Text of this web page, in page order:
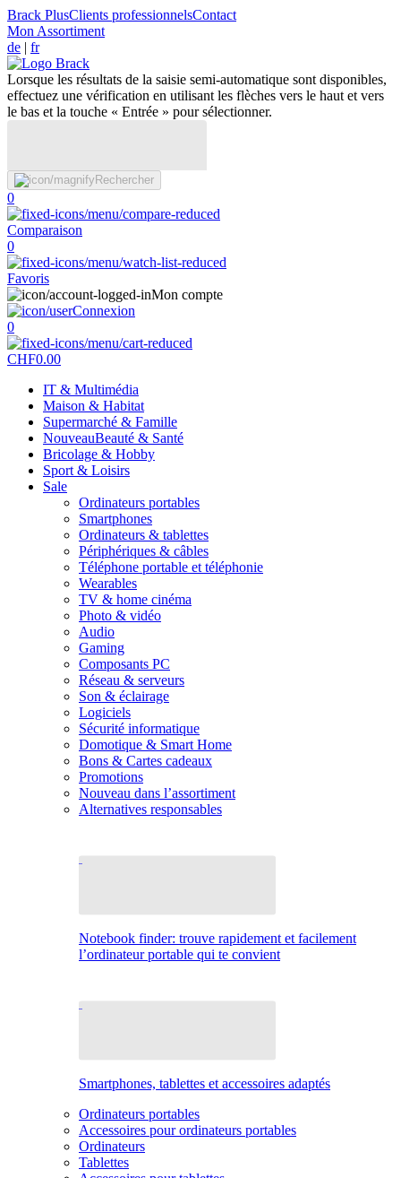
Brack PlusClients professionnelsContact
Mon Assortiment
de | fr
Lorsque les résultats de la saisie semi-automatique sont disponibles,
effectuez une vérification en utilisant les flèches vers le haut et vers
le bas et la touche « Entrée » pour sélectionner.
Rechercher
0
Comparaison
0
Favoris
Mon compte
Connexion
0
CHF0.00
IT & Multimédia
Maison & Habitat
Supermarché & Famille
NouveauBeauté & Santé
Bricolage & Hobby
Sport & Loisirs
Sale
Ordinateurs portables
Smartphones
Ordinateurs & tablettes
Périphériques & câbles
Téléphone portable et téléphonie
Wearables
TV & home cinéma
Photo & vidéo
Audio
Gaming
Composants PC
Réseau & serveurs
Son & éclairage
Logiciels
Sécurité informatique
Domotique & Smart Home
Bons & Cartes cadeaux
Promotions
Nouveau dans l’assortiment
Alternatives responsables
Notebook finder: trouve rapidement et facilement
l’ordinateur portable qui te convient
Smartphones, tablettes et accessoires adaptés
Ordinateurs portables
Accessoires pour ordinateurs portables
Ordinateurs
Tablettes